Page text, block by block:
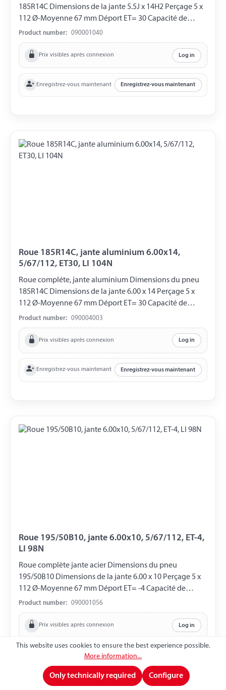
185R14C Dimensions de la jante 5.5J x 14H2 Perçage 5 x
112 Ø-Moyenne 67 mm Déport ET= 30 Capacité de
charge 900 kg LI 104N 8 PR Expédition uniquement par
transporteur.
Product number: 090001040
Prix visibles après connexion Log in
Enregistrez-vous maintenant Enregistrez-vous maintenant
Roue 185R14C, jante aluminium 6.00x14,
5/67/112, ET30, LI 104N
Roue compléte, jante aluminium Dimensions du pneu
185R14C Dimensions de la jante 6.00 x 14 Perçage 5 x
112 Ø-Moyenne 67 mm Déport ET= 30 Capacité de
charge 900 kg LI 104N
Product number: 090004003
Prix visibles après connexion Log in
Enregistrez-vous maintenant Enregistrez-vous maintenant
Roue 195/50B10, jante 6.00x10, 5/67/112, ET-4,
LI 98N
Roue complète jante acier Dimensions du pneu
195/50B10 Dimensions de la jante 6.00 x 10 Perçage 5 x
112 Ø-Moyenne 67 mm Déport ET= -4 Capacité de
charge 750 kg LI 98N
Product number: 090001056
Prix visibles après connexion Log in
Enregistrez-vous maintenant Enregistrez-vous maintenant
This website uses cookies to ensure the best experience possible.
More information...
Only technically required Configure